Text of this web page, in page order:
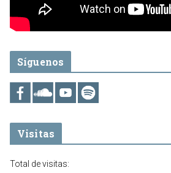
Síguenos
Visitas
Total de visitas: